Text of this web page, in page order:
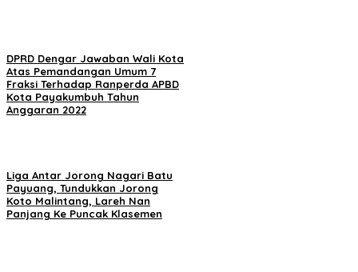
DPRD Dengar Jawaban Wali Kota
Atas Pemandangan Umum 7
Fraksi Terhadap Ranperda APBD
Kota Payakumbuh Tahun
Anggaran 2022
Liga Antar Jorong Nagari Batu
Payuang, Tundukkan Jorong
Koto Malintang, Lareh Nan
Panjang Ke Puncak Klasemen